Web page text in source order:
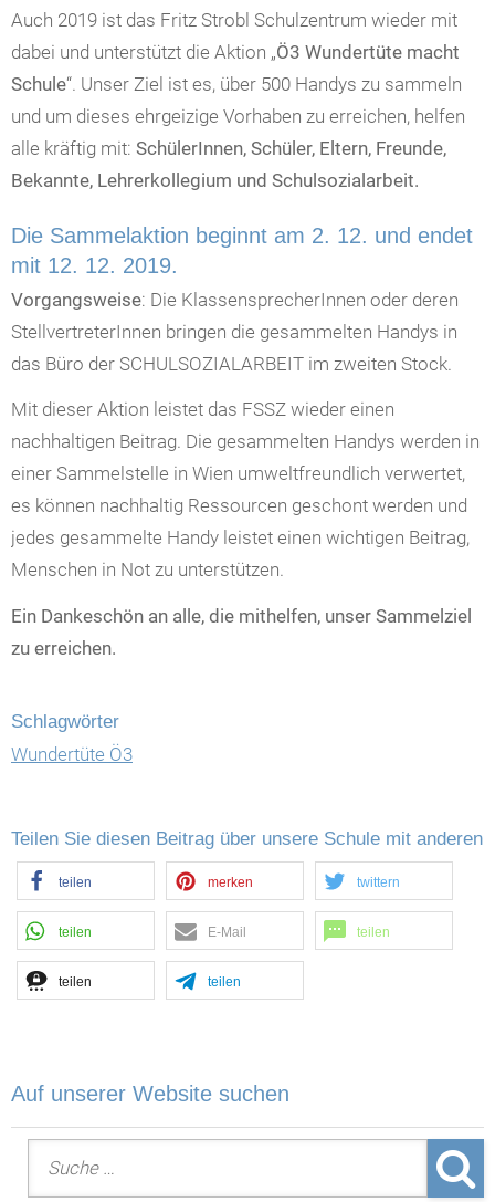
Auch 2019 ist das Fritz Strobl Schulzentrum wieder mit
dabei und unterstützt die Aktion „Ö3 Wundertüte macht
Schule“. Unser Ziel ist es, über 500 Handys zu sammeln
und um dieses ehrgeizige Vorhaben zu erreichen, helfen
alle kräftig mit: SchülerInnen, Schüler, Eltern, Freunde,
Bekannte, Lehrerkollegium und Schulsozialarbeit.
Die Sammelaktion beginnt am 2. 12. und endet
mit 12. 12. 2019.
Vorgangsweise: Die KlassensprecherInnen oder deren
StellvertreterInnen bringen die gesammelten Handys in
das Büro der SCHULSOZIALARBEIT im zweiten Stock.
Mit dieser Aktion leistet das FSSZ wieder einen
nachhaltigen Beitrag. Die gesammelten Handys werden in
einer Sammelstelle in Wien umweltfreundlich verwertet,
es können nachhaltig Ressourcen geschont werden und
jedes gesammelte Handy leistet einen wichtigen Beitrag,
Menschen in Not zu unterstützen.
Ein Dankeschön an alle, die mithelfen, unser Sammelziel
zu erreichen.
Schlagwörter
Wundertüte Ö3
Teilen Sie diesen Beitrag über unsere Schule mit anderen
teilen merken twittern
teilen E-Mail teilen
teilen teilen
Auf unserer Website suchen
Suche nach: